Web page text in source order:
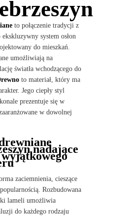
to połączenie tradycji z
system osłon
do mieszkań.
umożliwiają na
światła wchodzącego do
to materiał, który ma
Jego ciepły styl
prezentuje się w
w dowolnej
nadające
zaciemnienia, cieszące
popularnością. Rozbudowana
lameli umożliwia
do każdego rodzaju